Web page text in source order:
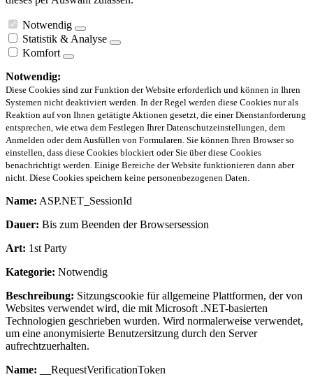
Notwendig
Statistik & Analyse
Komfort
Notwendig:
Diese Cookies sind zur Funktion der Website erforderlich und können in Ihren
Systemen nicht deaktiviert werden. In der Regel werden diese Cookies nur als
Reaktion auf von Ihnen getätigte Aktionen gesetzt, die einer Dienstanforderung
entsprechen, wie etwa dem Festlegen Ihrer Datenschutzeinstellungen, dem
Anmelden oder dem Ausfüllen von Formularen. Sie können Ihren Browser so
einstellen, dass diese Cookies blockiert oder Sie über diese Cookies
benachrichtigt werden. Einige Bereiche der Website funktionieren dann aber
nicht. Diese Cookies speichern keine personenbezogenen Daten.
Name: ASP.NET_SessionId
Dauer: Bis zum Beenden der Browsersession
Art: 1st Party
Kategorie: Notwendig
Beschreibung: Sitzungscookie für allgemeine Plattformen, der von
Websites verwendet wird, die mit Microsoft .NET-basierten
Technologien geschrieben wurden. Wird normalerweise verwendet,
um eine anonymisierte Benutzersitzung durch den Server
aufrechtzuerhalten.
Name: __RequestVerificationToken